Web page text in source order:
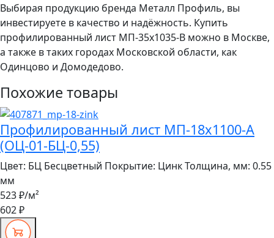
Выбирая продукцию бренда Металл Профиль, вы
инвестируете в качество и надёжность. Купить
профилированный лист МП-35x1035-B можно в Москве,
а также в таких городах Московской области, как
Одинцово и Домодедово.
Похожие товары
Профилированный лист МП-18x1100-A
(ОЦ-01-БЦ-0,55)
Цвет: БЦ Бесцветный Покрытие: ЦинкТолщина, мм: 0.55
мм
523 ₽/м²
602 ₽